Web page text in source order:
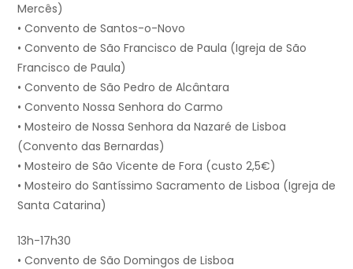
Mercês)
• Convento de Santos-o-Novo
• Convento de São Francisco de Paula (Igreja de São
Francisco de Paula)
• Convento de São Pedro de Alcântara
• Convento Nossa Senhora do Carmo
• Mosteiro de Nossa Senhora da Nazaré de Lisboa
(Convento das Bernardas)
• Mosteiro de São Vicente de Fora (custo 2,5€)
• Mosteiro do Santíssimo Sacramento de Lisboa (Igreja de
Santa Catarina)
13h-17h30
• Convento de São Domingos de Lisboa